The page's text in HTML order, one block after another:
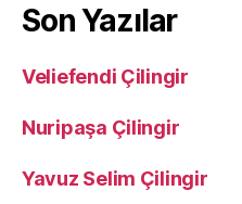
Son Yazılar
Veliefendi Çilingir
Nuripaşa Çilingir
Yavuz Selim Çilingir